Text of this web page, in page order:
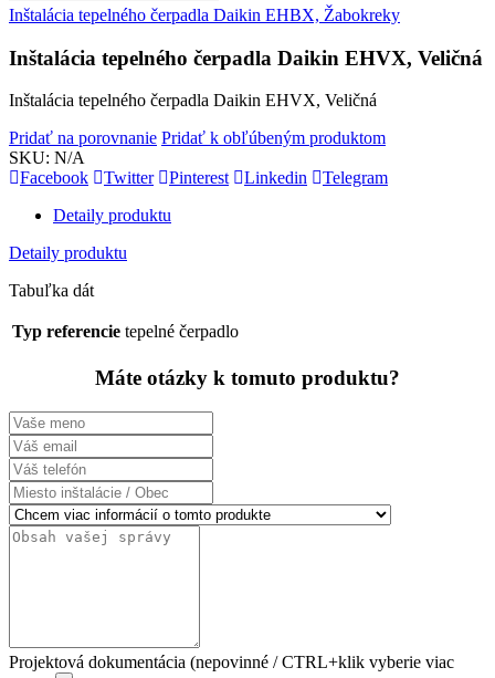
Inštalácia tepelného čerpadla Daikin EHBX, Žabokreky
Inštalácia tepelného čerpadla Daikin EHVX, Veličná
Inštalácia tepelného čerpadla Daikin EHVX, Veličná
Pridať na porovnanie Pridať k obľúbeným produktom
SKU: N/A
Facebook
Twitter Pinterest Linkedin
Telegram
Detaily produktu
Detaily produktu
Tabuľka dát
Typ referencie tepelné čerpadlo
Máte otázky k tomuto produktu?
Projektová dokumentácia (nepovinné / CTRL+klik vyberie viac